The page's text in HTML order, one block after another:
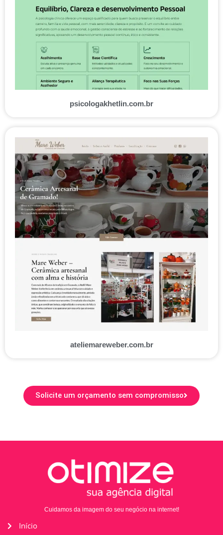
psicologakhetlin.com.br
ateliemareweber.com.br
Solicite um orçamento sem compromisso
Cuidamos da imagem do seu negócio na internet!
Início